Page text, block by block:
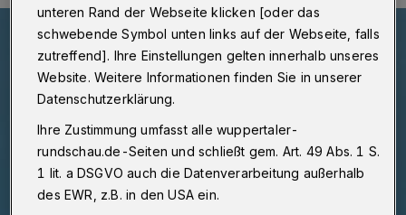
unteren Rand der Webseite klicken [oder das
schwebende Symbol unten links auf der Webseite, falls
zutreffend]. Ihre Einstellungen gelten innerhalb unseres
Website. Weitere Informationen finden Sie in unserer
Datenschutzerklärung.
Ihre Zustimmung umfasst alle wuppertaler-
rundschau.de-Seiten und schließt gem. Art. 49 Abs. 1 S.
1 lit. a DSGVO auch die Datenverarbeitung außerhalb
des EWR, z.B. in den USA ein.